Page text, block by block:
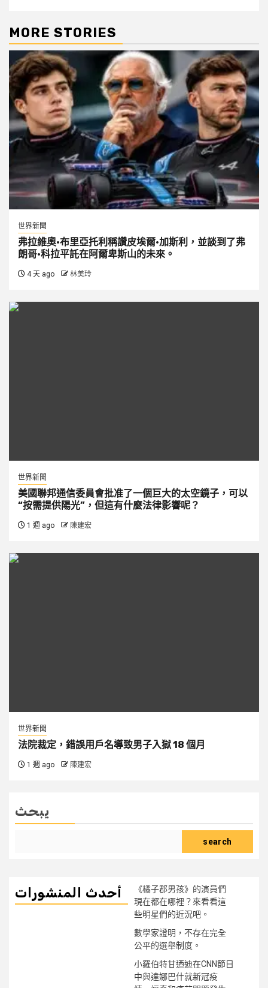
MORE STORIES
世界新聞
弗拉維奧·布里亞托利稱讚皮埃爾·加斯利，並談到了弗
朗哥·科拉平託在阿爾卑斯山的未來。
4 天 ago 林美玲
世界新聞
美國聯邦通信委員會批准了一個巨大的太空鏡子，可以
“按需提供陽光”，但這有什麼法律影響呢？
1 週 ago 陳建宏
世界新聞
法院裁定，錯誤用戶名導致男子入獄 18 個月
1 週 ago 陳建宏
يبحث
search
أحدث المنشورات
《橘子郡男孩》的演員們
現在都在哪裡？來看看這
些明星們的近況吧。
數學家證明，不存在完全
公平的選舉制度。
小羅伯特甘迺迪在CNN節目
中與達娜巴什就新冠疫